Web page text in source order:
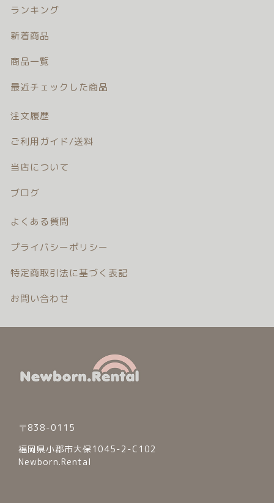
ランキング
新着商品
商品一覧
最近チェックした商品
注文履歴
ご利用ガイド/送料
当店について
ブログ
よくある質問
プライバシーポリシー
特定商取引法に基づく表記
お問い合わせ
〒838-0115
福岡県小郡市大保1045-2-C102
Newborn.Rental